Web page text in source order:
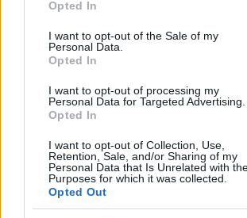
use your data for below specified purposes
consent section.
Opted In
I want to opt-out of the Sale of my
Personal Data.
Opted In
I want to opt-out of processing my
Personal Data for Targeted Advertising.
Opted In
I want to opt-out of Collection, Use,
Retention, Sale, and/or Sharing of my
Personal Data that Is Unrelated with
Purposes for which it was collected.
Opted Out
Megosztás
Itt állíthatod be, hogy a Google
keresőben könnyebben megtaláld
glamour.hu cikkeit